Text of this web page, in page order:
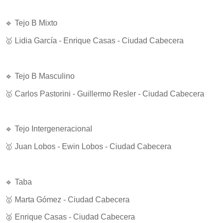
🔹 Tejo B Mixto
🥇 Lidia García - Enrique Casas - Ciudad Cabecera
🔹 Tejo B Masculino
🥇 Carlos Pastorini - Guillermo Resler - Ciudad Cabecera
🔹 Tejo Intergeneracional
🥇 Juan Lobos - Ewin Lobos - Ciudad Cabecera
🔹 Taba
🥇 Marta Gómez - Ciudad Cabecera
🥈 Enrique Casas - Ciudad Cabecera